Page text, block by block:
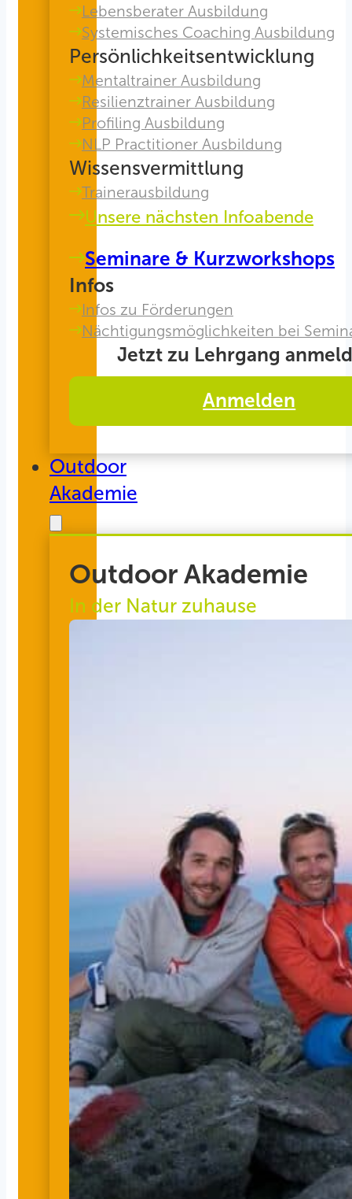
Lebensberater Ausbildung
Systemisches Coaching Ausbildung
Persönlichkeitsentwicklung
Mentaltrainer Ausbildung
Resilienztrainer Ausbildung
Profiling Ausbildung
NLP Practitioner Ausbildung
Wissensvermittlung
Trainerausbildung
Unsere nächsten Infoabende
Seminare & Kurzworkshops
Infos
Infos zu Förderungen
Nächtigungsmöglichkeiten bei
Jetzt zu Lehrgang
Anmelden
Outdoor
Akademie
Outdoor Akademie
In der Natur zuhause